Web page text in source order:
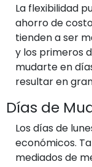
La flexibilidad
ahorro de
tienden a ser
y los primeros
mudarte en
resultar en
Días de
Los días de
económicos.
mediados de